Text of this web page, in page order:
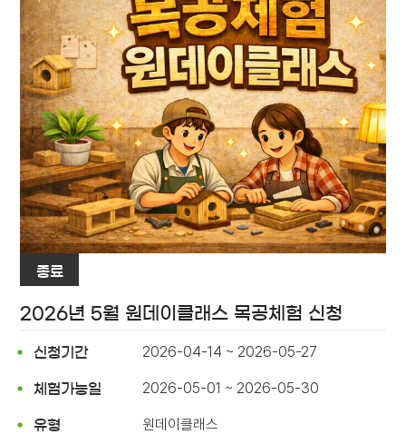
종료
2026년 5월 원데이클래스 목공체험 신청
신청기간 2026-04-14 ~ 2026-05-27
체험가능일 2026-05-01 ~ 2026-05-30
유형 원데이클래스